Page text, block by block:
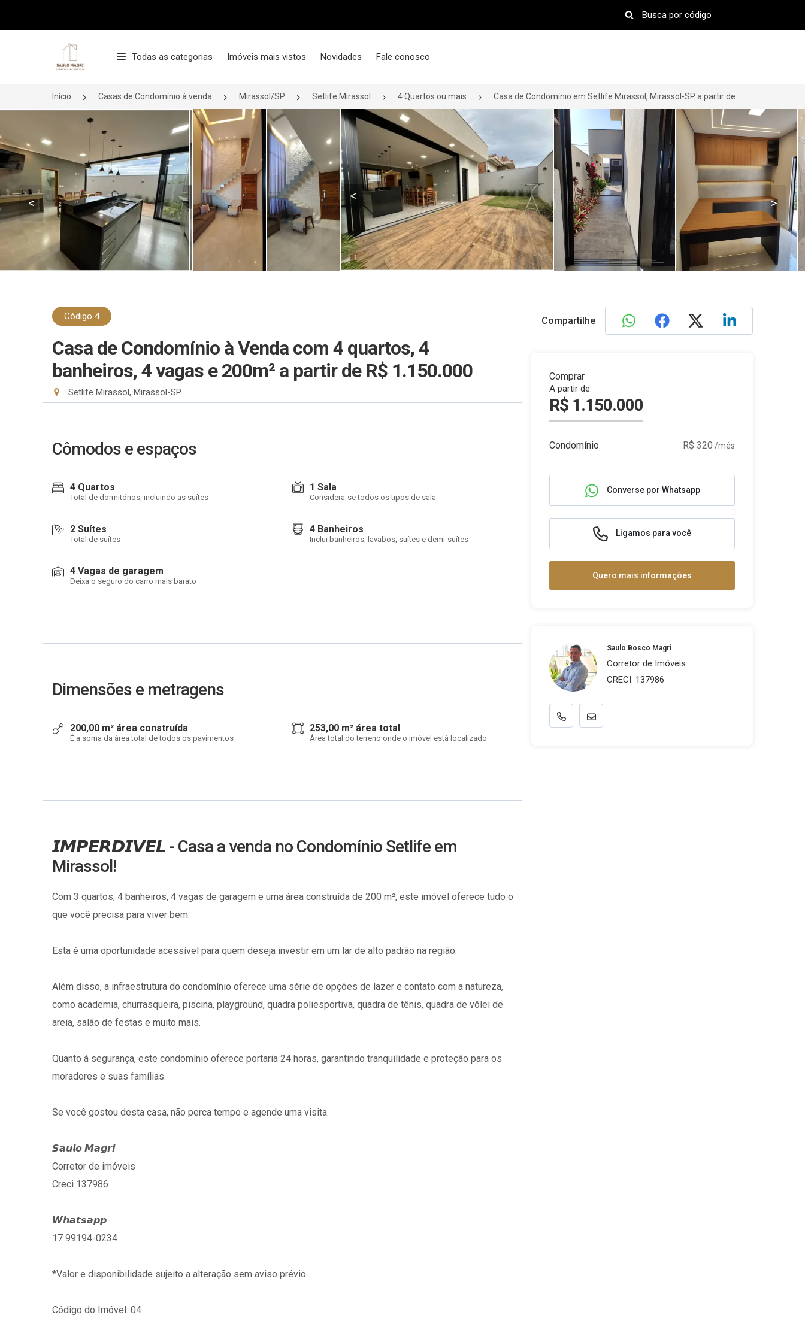
Página inicial
Todas as categorias Imóveis mais vistos Novidades Fale conosco
Início Casas de Condomínio à venda Mirassol/SP Setlife Mirassol 4 Quartos ou mais
< >
Código 4
Casa de Condomínio à Venda com 4 quartos, 4
banheiros, 4 vagas e 200m² a partir de R$ 1.150.000
Setlife Mirassol, Mirassol-SP
Cômodos e espaços
4 Quartos
Total de dormitórios, incluindo as suítes
1 Sala
Considera-se todos os tipos de sala
2 Suítes
Total de suítes
4 Banheiros
Inclui banheiros, lavabos, suítes e demi-suítes
4 Vagas de garagem
Deixa o seguro do carro mais barato
Dimensões e metragens
200,00 m² área construída
É a soma da área total de todos os pavimentos
253,00 m² área total
Área total do terreno onde o imóvel está localizado
𝙄𝙈𝙋𝙀𝙍𝘿𝙄𝙑𝙀𝙇 - Casa a venda no Condomínio Setlife em
Mirassol!
Com 3 quartos, 4 banheiros, 4 vagas de garagem e uma área construída de 200 m², este imóvel oferece tudo o
que você precisa para viver bem.
Esta é uma oportunidade acessível para quem deseja investir em um lar de alto padrão na região.
Além disso, a infraestrutura do condomínio oferece uma série de opções de lazer e contato com a natureza,
como academia, churrasqueira, piscina, playground, quadra poliesportiva, quadra de tênis, quadra de vôlei de
areia, salão de festas e muito mais.
Quanto à segurança, este condomínio oferece portaria 24 horas, garantindo tranquilidade e proteção para os
moradores e suas famílias.
Se você gostou desta casa, não perca tempo e agende uma visita.
𝙎𝙖𝙪𝙡𝙤 𝙈𝙖𝙜𝙧𝙞
Corretor de imóveis
Creci 137986
𝙒𝙝𝙖𝙩𝙨𝙖𝙥𝙥
17 99194-0234
*Valor e disponibilidade sujeito a alteração sem aviso prévio.
Código do Imóvel: 04
Compartilhe
Comprar
A partir de:
R$ 1.150.000
Condomínio R$ 320 /mês
Converse por Whatsapp
Ligamos para você
Quero mais informações
Saulo Bosco Magri
Corretor de Imóveis
CRECI: 137986